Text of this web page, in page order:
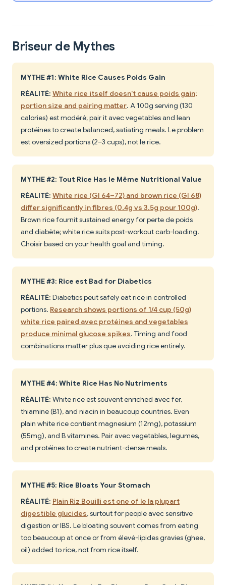
Briseur de Mythes
MYTHE #1: White Rice Causes Poids Gain
RÉALITÉ: White rice itself doesn't cause poids gain;
portion size and pairing matter. A 100g serving (130
calories) est modéré; pair it avec vegetables and lean
protéines to create balanced, satiating meals. Le problem
est oversized portions (2–3 cups), not le rice.
MYTHE #2: Tout Rice Has le Même Nutritional Value
RÉALITÉ: White rice (GI 64–72) and brown rice (GI 68)
differ significantly in fibres (0.4g vs 3.5g pour 100g).
Brown rice fournit sustained energy for perte de poids
and diabète; white rice suits post-workout carb-loading.
Choisir based on your health goal and timing.
MYTHE #3: Rice est Bad for Diabetics
RÉALITÉ: Diabetics peut safely eat rice in controlled
portions. Research shows portions of 1/4 cup (50g)
white rice paired avec protéines and vegetables
produce minimal glucose spikes. Timing and food
combinations matter plus que avoiding rice entirely.
MYTHE #4: White Rice Has No Nutriments
RÉALITÉ: White rice est souvent enriched avec fer,
thiamine (B1), and niacin in beaucoup countries. Even
plain white rice contient magnesium (12mg), potassium
(55mg), and B vitamines. Pair avec vegetables, legumes,
and protéines to create nutrient-dense meals.
MYTHE #5: Rice Bloats Your Stomach
RÉALITÉ: Plain Riz Bouilli est one of le la plupart
digestible glucides, surtout for people avec sensitive
digestion or IBS. Le bloating souvent comes from eating
too beaucoup at once or from élevé-lipides gravies (ghee,
oil) added to rice, not from rice itself.